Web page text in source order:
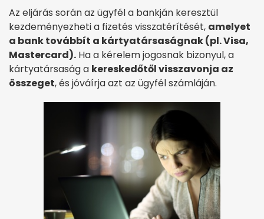
Az eljárás során az ügyfél a bankján keresztül
kezdeményezheti a fizetés visszatérítését, amelyet
a bank továbbít a kártyatársaságnak (pl. Visa,
Mastercard). Ha a kérelem jogosnak bizonyul, a
kártyatársaság a kereskedőtől visszavonja az
összeget, és jóváírja azt az ügyfél számláján.